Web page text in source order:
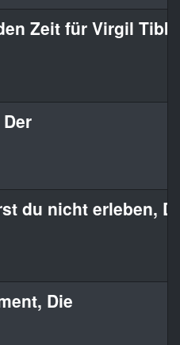
Zeit für Virgil
du nicht erleben,
Die